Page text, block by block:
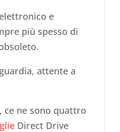
e
più spesso di
attente a
ce ne sono quattro
Direct Drive